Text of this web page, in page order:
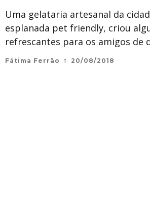
Uma gelataria artesanal da
esplanada pet friendly, criou
refrescantes para os amigos de
Fátima Ferrão 20/08/2018